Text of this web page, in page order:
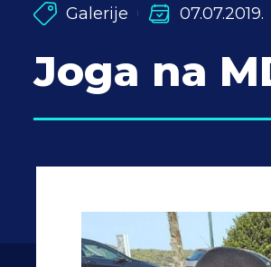
Galerije 07.07.2019.
Joga na